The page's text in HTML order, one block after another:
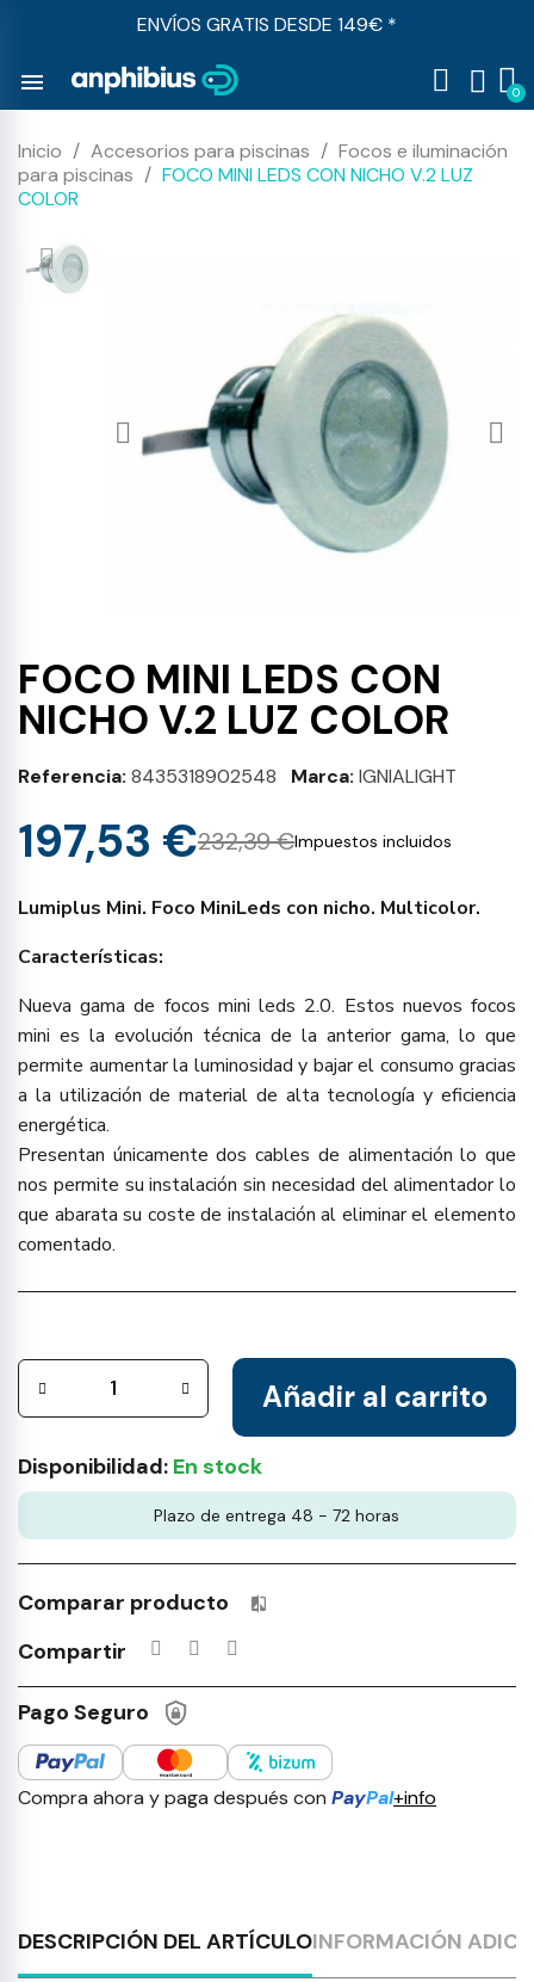
ENVÍOS GRATIS DESDE 149€ *
menu
Inicio Accesorios para piscinas
Focos e iluminación
para piscinas
FOCO MINI LEDS CON NICHO V.2 LUZ
COLOR
FOCO MINI LEDS CON
NICHO V.2 LUZ COLOR
Referencia 8435318902548 Marca IGNIALIGHT
232,39 €
197,53 € Impuestos incluidos
Lumiplus Mini. Foco MiniLeds con nicho. Multicolor.
Características:
Nueva gama de focos mini leds 2.0. Estos nuevos focos
mini es la evolución técnica de la anterior gama, lo que
permite aumentar la luminosidad y bajar el consumo gracias
a la utilización de material de alta tecnología y eficiencia
energética.
Presentan únicamente dos cables de alimentación lo que
nos permite su instalación sin necesidad del alimentador lo
que abarata su coste de instalación al eliminar el elemento
comentado.
Añadir al carrito
Disponibilidad: En stock
Plazo de entrega 48 - 72 horas
Comparar producto Productos incluidos en tu lista
Compartir
Pago Seguro
Compra ahora y paga después con PayPal+info
DESCRIPCIÓN DEL ARTÍCULOINFORMACIÓN